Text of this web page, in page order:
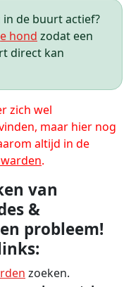
de buurt actief?
hond zodat een
direct kan
zich wel
maar hier nog
altijd in de
.
van
&
probleem!
zoeken.